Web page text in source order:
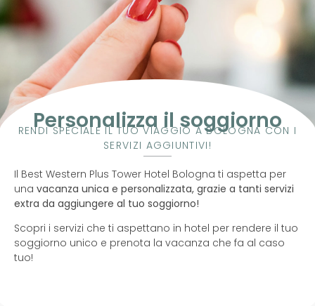
Personalizza il soggiorno
RENDI SPECIALE IL TUO VIAGGIO A BOLOGNA CON I
SERVIZI AGGIUNTIVI!
Il Best Western Plus Tower Hotel Bologna ti aspetta per
una vacanza unica e personalizzata, grazie a tanti servizi
extra da aggiungere al tuo soggiorno!
Scopri i servizi che ti aspettano in hotel per rendere il tuo
soggiorno unico e prenota la vacanza che fa al caso
tuo!